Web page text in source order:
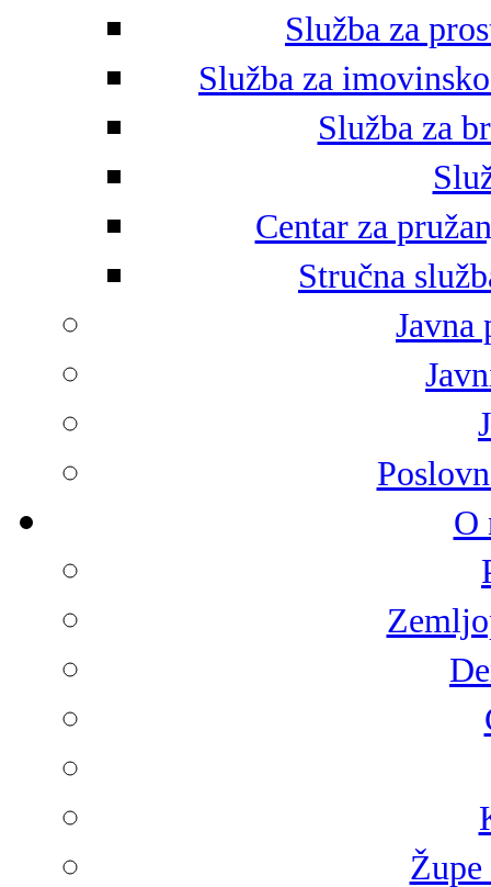
Služba za
Služba za
Služba za
Centar za
Stručna
Javna
O